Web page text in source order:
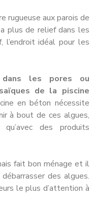
rugueuse aux parois de
plus de relief dans les
l’endroit idéal pour les
les pores ou
de la piscine
en béton nécessite
à bout de ces algues,
des produits
fait bon ménage et il
des algues.
le plus d’attention à